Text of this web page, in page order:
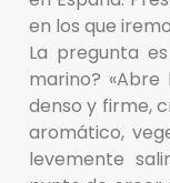
en los que
La pregunta
marino?
denso y firme,
aromático,
levemente